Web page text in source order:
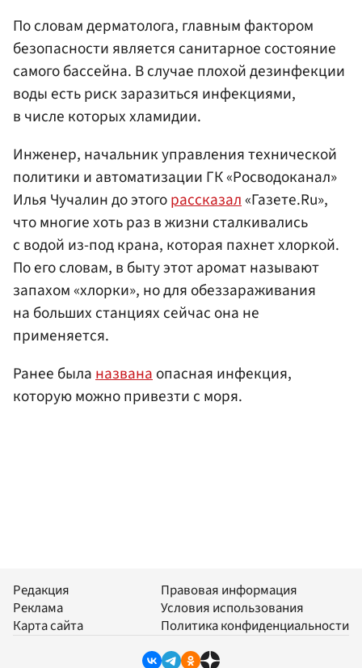
По словам дерматолога, главным фактором
безопасности является санитарное состояние
самого бассейна. В случае плохой дезинфекции
воды есть риск заразиться инфекциями,
в числе которых хламидии.
Инженер, начальник управления технической
политики и автоматизации ГК «Росводоканал»
Илья Чучалин до этогорассказал«Газете.Ru»,
что многие хоть раз в жизни сталкивались
с водой из-под крана, которая пахнет хлоркой.
По его словам, в быту этот аромат называют
запахом «хлорки», но для обеззараживания
на больших станциях сейчас она не
применяется.
Ранее быланазванаопасная инфекция,
которую можно привезти с моря.
Редакция
Реклама
Карта сайта
Правовая информация
Условия использования
Политика конфиденциальности